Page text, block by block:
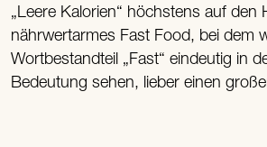
„Leere Kalorien“ höchstens auf den
nährwertarmes Fast Food, bei dem
Wortbestandteil „Fast“ eindeutig in
Bedeutung sehen, lieber einen